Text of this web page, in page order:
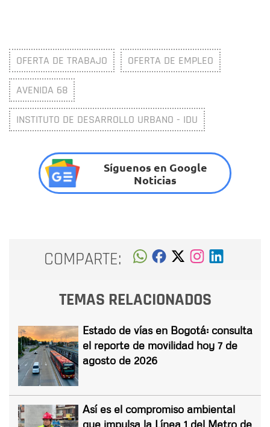
OFERTA DE TRABAJO OFERTA DE EMPLEO
AVENIDA 68
INSTITUTO DE DESARROLLO URBANO - IDU
Síguenos en Google
Noticias
COMPARTE:
TEMAS RELACIONADOS
Estado de vías en Bogotá: consulta
el reporte de movilidad hoy 7 de
agosto de 2026
Así es el compromiso ambiental
que impulsa la Línea 1 del Metro de